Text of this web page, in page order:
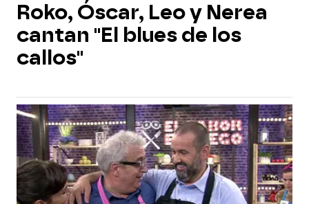
Roko, Óscar, Leo y Nerea
cantan "El blues de los
callos"